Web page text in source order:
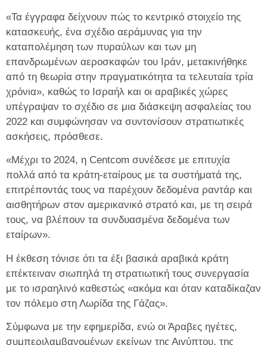
«Τα έγγραφα δείχνουν πώς το κεντρικό στοιχείο της
κατασκευής, ένα σχέδιο αεράμυνας για την
καταπολέμηση των πυραύλων και των μη
επανδρωμένων αεροσκαφών του Ιράν, μετακινήθηκε
από τη θεωρία στην πραγματικότητα τα τελευταία τρία
χρόνια», καθώς το Ισραήλ και οι αραβικές χώρες
υπέγραψαν το σχέδιο σε μια διάσκεψη ασφαλείας του
2022 και συμφώνησαν να συντονίσουν στρατιωτικές
ασκήσεις, πρόσθεσε.
«Μέχρι το 2024, η Centcom συνέδεσε με επιτυχία
πολλά από τα κράτη-εταίρους με τα συστήματά της,
επιτρέποντάς τους να παρέχουν δεδομένα ραντάρ και
αισθητήρων στον αμερικανικό στρατό και, με τη σειρά
τους, να βλέπουν τα συνδυασμένα δεδομένα των
εταίρων».
Η έκθεση τόνισε ότι τα έξι βασικά αραβικά κράτη
επέκτειναν σιωπηλά τη στρατιωτική τους συνεργασία
με το ισραηλινό καθεστώς «ακόμα και όταν καταδίκαζαν
τον πόλεμο στη Λωρίδα της Γάζας».
Σύμφωνα με την εφημερίδα, ενώ οι Άραβες ηγέτες,
συμπεριλαμβανομένων εκείνων της Αιγύπτου, της